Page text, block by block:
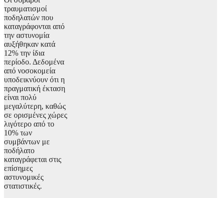
τραυματισμοί
ποδηλατών που
καταγράφονται από
την αστυνομία
αυξήθηκαν κατά
12% την ίδια
περίοδο. Δεδομένα
από νοσοκομεία
υποδεικνύουν ότι η
πραγματική έκταση
είναι πολύ
μεγαλύτερη, καθώς
σε ορισμένες χώρες
λιγότερο από το
10% των
συμβάντων με
ποδήλατο
καταγράφεται στις
επίσημες
αστυνομικές
στατιστικές.